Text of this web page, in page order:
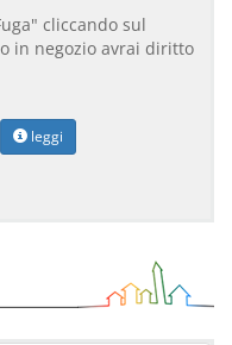
cliccando sul
in negozio avrai diritto
leggi